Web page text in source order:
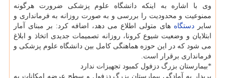
وی با اشاره به اینكه دانشگاه علوم پزشكی ضرورت هرگونه
ممنوعیت و محدودیت را بررسی و به صورت روزانه به فرمانداری و
سایر دستگاه های متولی اطلاع می دهد، اضافه كرد: بر مبنای آمار
ابتلایان و وضعیت شیوع كرونا، روزانه تصمیمات جدیدی اتخاذ و ابلاغ
می شود كه در این حوزه هماهنگی كامل بین دانشگاه علوم پزشكی و
فرمانداری برقرار است.
*بیمارستان بزرگ دزفول كمبود تجهیزات ندارد
پریدار به آمادگی بیمارستان بزرگ دزفول و سطح عرضه امكانات به